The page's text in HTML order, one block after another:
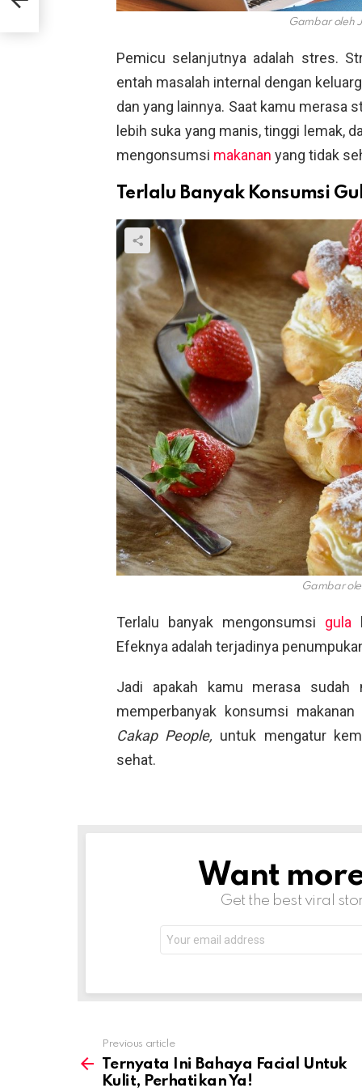
Gambar oleh
Pemicu selanjutnya adalah stres.
entah masalah internal dengan
dan yang lainnya. Saat kamu merasa
lebih suka yang manis, tinggi lemak,
mengonsumsi makanan yang tidak
Terlalu Banyak Konsumsi
Gambar
Terlalu banyak mengonsumsi gula
Efeknya adalah terjadinya
Jadi apakah kamu merasa sudah
memperbanyak konsumsi
Cakap People, untuk mengatur
sehat.
NEWSLETTERWant
Get the best viral
address:
more
Previous article
Ternyata Ini Bahaya Facial Untuk
Kulit, Perhatikan Ya!